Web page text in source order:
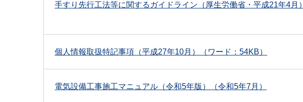
手すり先行工法等に関するガイドライン（厚生労働省・平成21年4月
個人情報取扱特記事項（平成27年10月）（ワード：54KB）
電気設備工事施工マニュアル（令和5年版）（令和5年7月）